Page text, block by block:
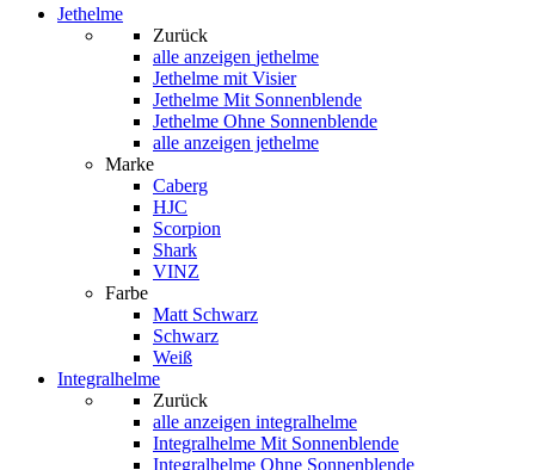
Jethelme
Zurück
alle anzeigen jethelme
Jethelme mit Visier
Jethelme Mit Sonnenblende
Jethelme Ohne Sonnenblende
alle anzeigen jethelme
Marke
Caberg
HJC
Scorpion
Shark
VINZ
Farbe
Matt Schwarz
Schwarz
Weiß
Integralhelme
Zurück
alle anzeigen integralhelme
Integralhelme Mit Sonnenblende
Integralhelme Ohne Sonnenblende